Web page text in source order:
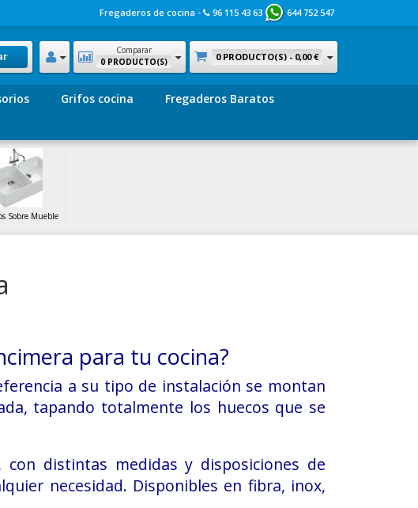
Fregaderos de cocina - 96 115 43 63 644 752 547
0 PRODUCTO(S) - 0,00 €
Comparar
0 PRODUCTO(S)
Grifos cocina
Fregaderos Baratos
Sobre Mueble
para tu cocina?
a su tipo de instalación se montan
tapando totalmente los huecos que se
distintas medidas y disposiciones de
necesidad. Disponibles en fibra, inox,